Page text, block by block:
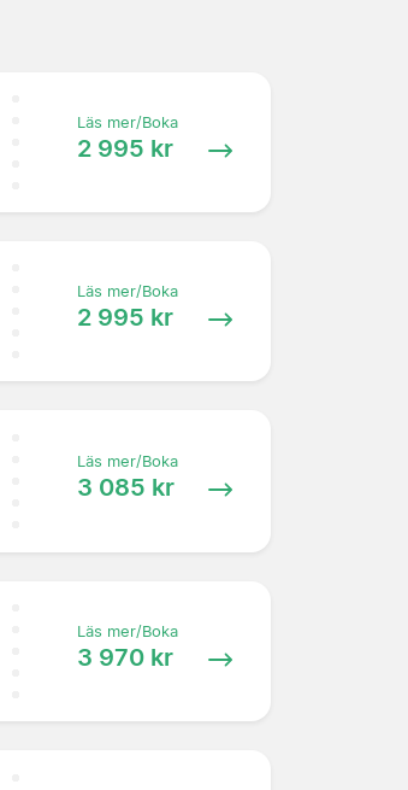
Läs mer/Boka
2 995 kr
Läs mer/Boka
2 995 kr
Läs mer/Boka
3 085 kr
Läs mer/Boka
3 970 kr